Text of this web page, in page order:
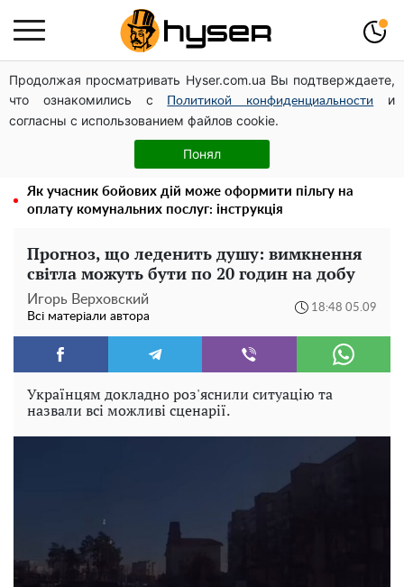
Продолжая просматривать Hyser.com.ua Вы подтверждаете,
что ознакомились с
Политикой конфиденциальности
и
согласны с использованием файлов cookie.
Понял
Посол ОБСЄ вдруге відвідав місце російського удару
по житловому будинку на Подолі
Дрони із націнкою: Олександр Конотопський вивів
мільйони оборонного бюджету через фіктивну фірму в
Як учасник бойових дій може оформити пільгу на
оплату комунальних послуг: інструкція
Прогноз, що леденить душу: вимкнення
світла можуть бути по 20 годин на добу
Игорь Верховский
Всі матеріали автора
18:48 05.09
Українцям докладно роз'яснили ситуацію та
назвали всі можливі сценарії.